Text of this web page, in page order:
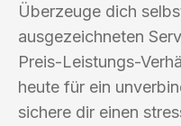
Überzeuge dich
ausgezeichneten
Preis-Leistungs-
heute für ein
sichere dir einen